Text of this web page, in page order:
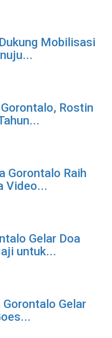
Mobilisasi
Rostin
Gorontalo Raih
Video...
Gelar Doa
untuk...
Gelar